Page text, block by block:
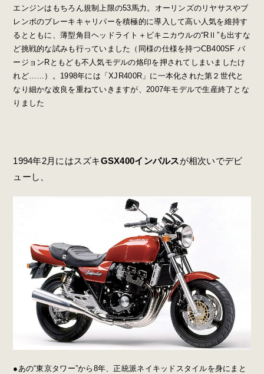
エンジンはもちろん規制上限の53馬力。オーリンズのリヤサスやブ
レンボのブレーキキャリパーを積極的に導入して高い人気を維持す
るとともに、薄型角目ヘッドライト＋ビキニカウルの“RⅡ”も出すな
ど挑戦的な試みも行っていました（同様の仕様を持つCB400SF バ
ージョンRともども不人気モデルの烙印を押されてしまいましたけ
れど……）。1998年には「XJR400R」に一本化された第２世代と
なり細かな改良を重ねていきますが、2007年モデルで生産終了とな
りました
1994年2月にはスズキGSX400インパルスが相次いでデビ
ューし、
●あの“東京タワー”から8年、正統派ネイキッドスタイルを身にまと